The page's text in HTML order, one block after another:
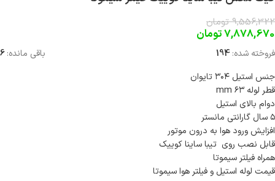
9,556,322 تومان
7,878,670تومان
فروخته شده:194 باقی مانده:6
جنس استیل ۳۰۴ تایوان
قطر لوله ۶۳ mm
دوام بالای استیل
۵ سال گارانتی مانستر
افزایش ورود هوا به درون موتور
قابل نصب روی تیبا ساینا کوییک
همراه فیلتر سیموتا
قیمت لوله استیل و فیلتر هوا سیموتا